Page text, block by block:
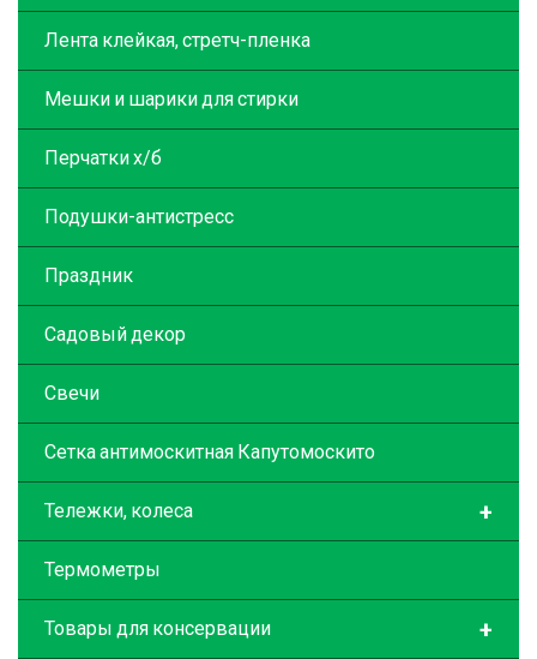
Лента клейкая, стретч-пленка
Мешки и шарики для стирки
Перчатки х/б
Подушки-антистресс
Праздник
Садовый декор
Свечи
Сетка антимоскитная Капутомоскито
+
Тележки, колеса
Термометры
+
Товары для консервации